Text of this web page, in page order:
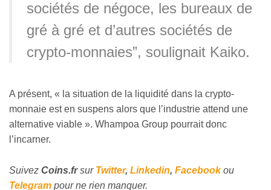
sociétés de négoce, les bureaux de
gré à gré et d’autres sociétés de
crypto-monnaies”, soulignait Kaiko.
A présent, « la situation de la liquidité dans la crypto-
monnaie est en suspens alors que l’industrie attend une
alternative viable ». Whampoa Group pourrait donc
l’incarner.
Suivez Coins.frsur Twitter, Linkedin, Facebookou
Telegram pour ne rien manquer.